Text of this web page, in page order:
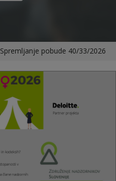
Spremljanje pobude 40/33/2026